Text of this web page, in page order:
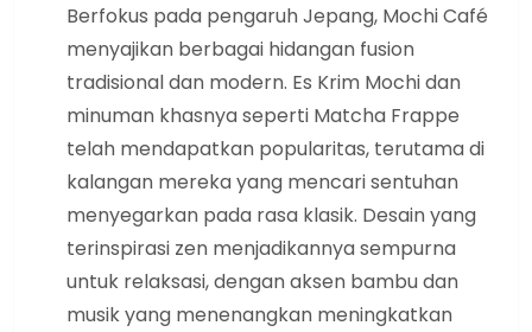
Berfokus pada pengaruh Jepang, Mochi Café
menyajikan berbagai hidangan fusion
tradisional dan modern. Es Krim Mochi dan
minuman khasnya seperti Matcha Frappe
telah mendapatkan popularitas, terutama di
kalangan mereka yang mencari sentuhan
menyegarkan pada rasa klasik. Desain yang
terinspirasi zen menjadikannya sempurna
untuk relaksasi, dengan aksen bambu dan
musik yang menenangkan meningkatkan